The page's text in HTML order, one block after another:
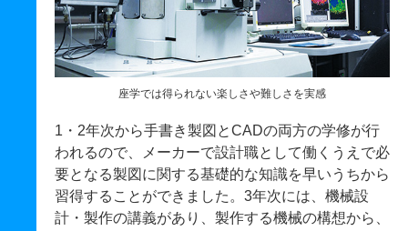
座学では得られない楽しさや難しさを実感
1・2年次から手書き製図とCADの両方の学修が行
われるので、メーカーで設計職として働くうえで必
要となる製図に関する基礎的な知識を早いうちから
習得することができました。3年次には、機械設
計・製作の講義があり、製作する機械の構想から、